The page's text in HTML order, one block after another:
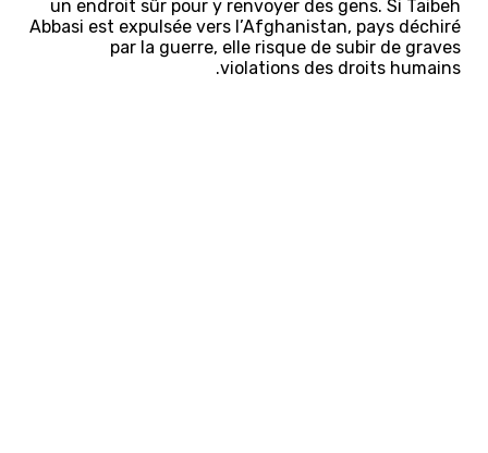
un endroit sûr pour y renvoyer des gens. Si Taibeh
Abbasi est expulsée vers l’Afghanistan, pays déchiré
par la guerre, elle risque de subir de graves
violations des droits humains.